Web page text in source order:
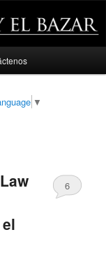
▼
6